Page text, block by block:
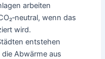
arbeiten
wenn das
wird.
entstehen
Abwärme aus